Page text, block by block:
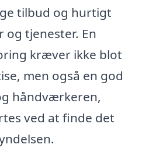
tilbud og hurtigt
og tjenester. En
kræver ikke blot
men også en god
håndværkeren,
ved at finde det